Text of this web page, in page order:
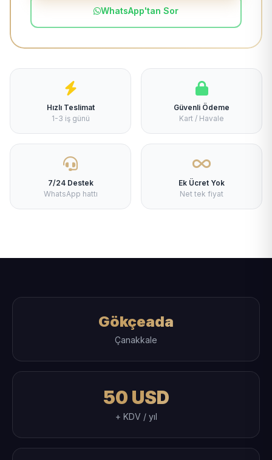
WhatsApp'tan Sor
Hızlı Teslimat
1-3 iş günü
Güvenli Ödeme
Kart / Havale
7/24 Destek
WhatsApp hattı
Ek Ücret Yok
Net tek fiyat
Gökçeada
Çanakkale
50 USD
+ KDV / yıl